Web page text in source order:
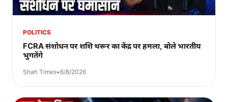
POLITICS
FCRA संशोधन पर शशि थरूर का केंद्र पर हमला, बोले भारतीय
भुगतेंगे
Shah Times•6/8/2026